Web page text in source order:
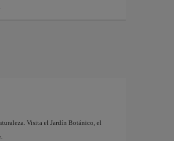
Visita el Jardín Botánico, el